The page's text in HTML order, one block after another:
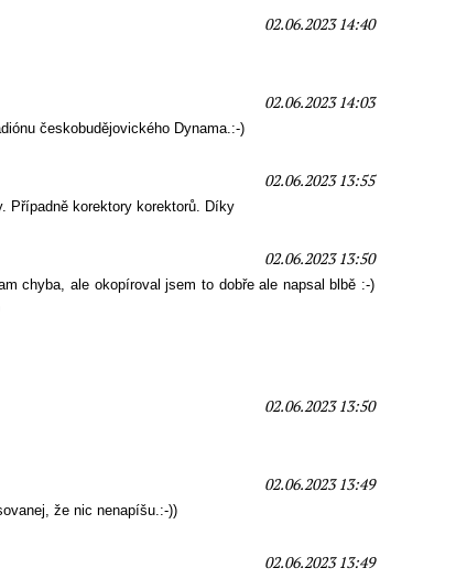
02.06.2023 14:40
02.06.2023 14:03
českobudějovického Dynama.:-)
02.06.2023 13:55
Případně korektory korektorů. Díky
02.06.2023 13:50
chyba, ale okopíroval jsem to dobře ale napsal blbě :-)
02.06.2023 13:50
02.06.2023 13:49
že nic nenapíšu.:-))
02.06.2023 13:49